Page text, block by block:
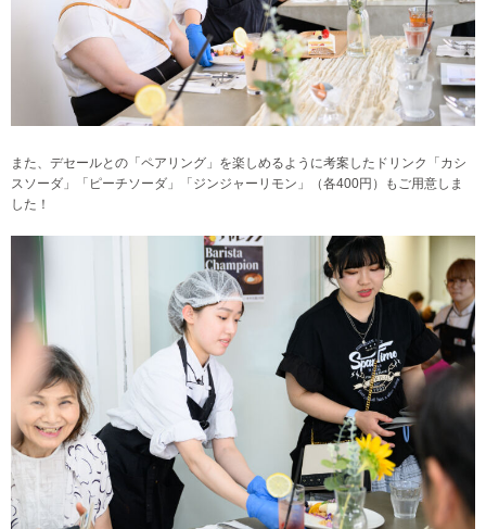
また、デセールとの「ペアリング」を楽しめるように考案したドリンク「カシ
スソーダ」「ピーチソーダ」「ジンジャーリモン」（各400円）もご用意しま
した！